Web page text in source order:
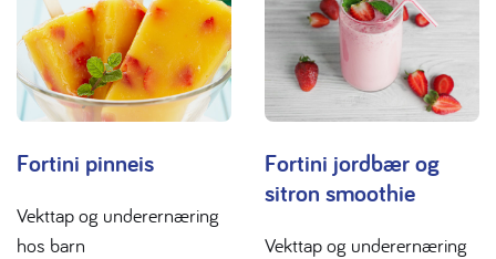
Fortini pinneis
Vekttap og underernæring
hos barn
Fortini jordbær og
sitron smoothie
Vekttap og underernæring